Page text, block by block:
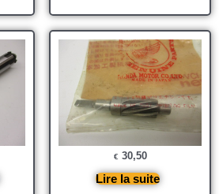
€ 30,50
Lire la suite